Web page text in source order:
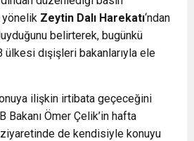
yönelik Zeytin Dalı Harekatı‘ndan
belirterek, bugünkü
ülkesi dışişleri bakanlarıyla ele
ilişkin irtibata geçeceğini
Bakanı Ömer Çelik’in hafta
de kendisiyle konuyu